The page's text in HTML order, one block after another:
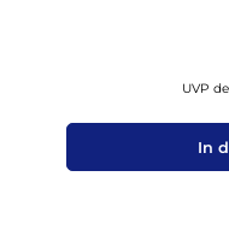
UVP
In